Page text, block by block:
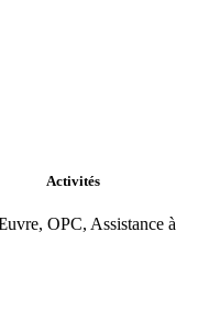
Activités
OPC, Assistance à